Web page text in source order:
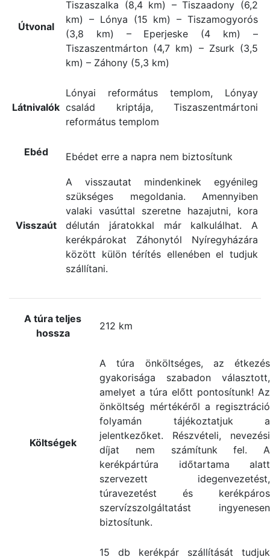
Útvonal
Tiszaszalka (8,4 km) – Tiszaadony (6,2
km) – Lónya (15 km) – Tiszamogyorós
(3,8 km) – Eperjeske (4 km) –
Tiszaszentmárton (4,7 km) – Zsurk (3,5
km) – Záhony (5,3 km)
Látnivalók
Lónyai református templom, Lónyay
család kriptája, Tiszaszentmártoni
református templom
Ebéd Ebédet erre a napra nem biztosítunk
Visszaút
A visszautat mindenkinek egyénileg
szükséges megoldania. Amennyiben
valaki vasúttal szeretne hazajutni, kora
délután járatokkal már kalkulálhat. A
kerékpárokat Záhonytól Nyíregyházára
között külön térítés ellenében el tudjuk
szállítani.
A túra teljes
hossza
212 km
Költségek
A túra önköltséges, az étkezés
gyakorisága szabadon választott,
amelyet a túra előtt pontosítunk! Az
önköltség mértékéről a regisztráció
folyamán tájékoztatjuk a
jelentkezőket. Részvételi, nevezési
díjat nem számítunk fel. A
kerékpártúra időtartama alatt
szervezett idegenvezetést,
túravezetést és kerékpáros
szervízszolgáltatást ingyenesen
biztosítunk.
15 db kerékpár szállítását tudjuk